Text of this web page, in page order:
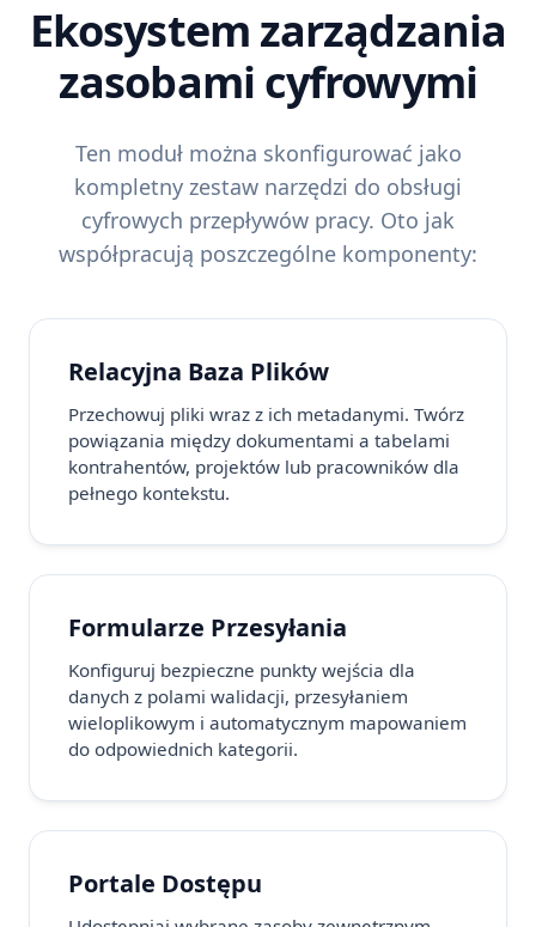
Ekosystem zarządzania
zasobami cyfrowymi
Ten moduł można skonfigurować jako
kompletny zestaw narzędzi do obsługi
cyfrowych przepływów pracy. Oto jak
współpracują poszczególne komponenty:
Relacyjna Baza Plików
Przechowuj pliki wraz z ich metadanymi. Twórz
powiązania między dokumentami a tabelami
kontrahentów, projektów lub pracowników dla
pełnego kontekstu.
Formularze Przesyłania
Konfiguruj bezpieczne punkty wejścia dla
danych z polami walidacji, przesyłaniem
wieloplikowym i automatycznym mapowaniem
do odpowiednich kategorii.
Portale Dostępu